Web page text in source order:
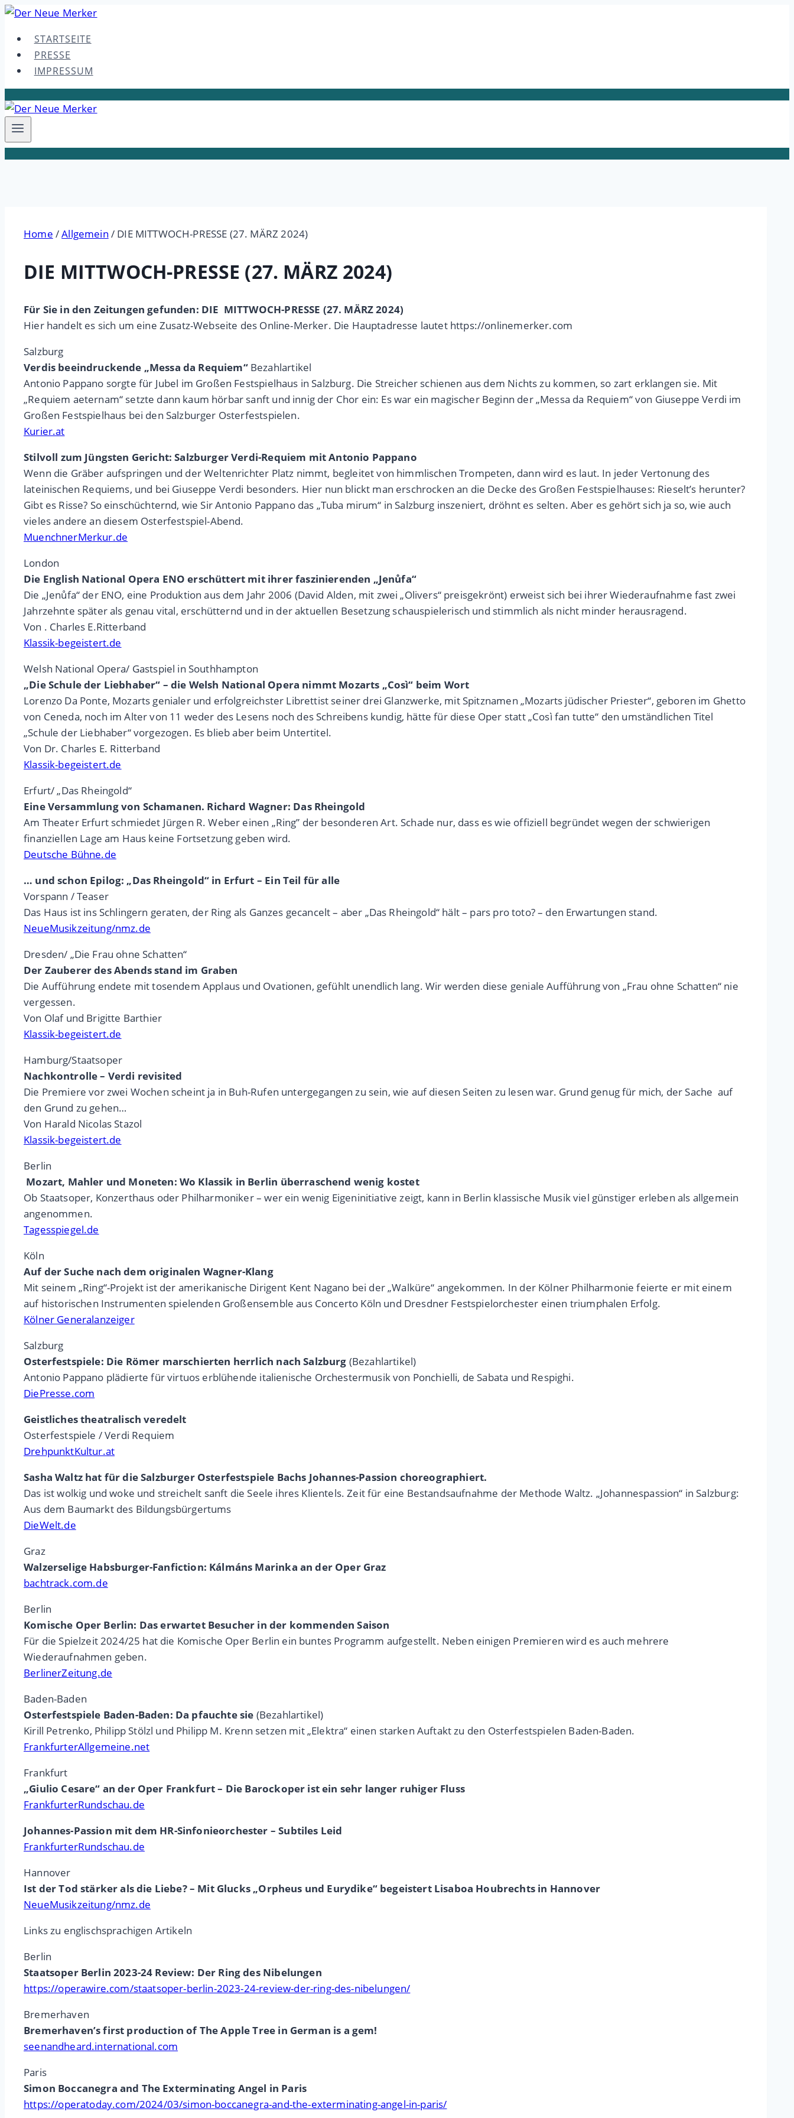
Skip
contentSTARTSEITE
PRESSE
IMPRESSUM
Home /Allgemein / DIE MITTWOCH-PRESSE (27. MÄRZ 2024)
DIE MITTWOCH-PRESSE (27. MÄRZ 2024)
Für Sie in den Zeitungen gefunden: DIE MITTWOCH-PRESSE (27. MÄRZ 2024)
Hier handelt es sich um eine Zusatz-Webseite des Online-Merker. Die Hauptadresse lautet https://onlinemerker.com
Salzburg
Verdis beeindruckende „Messa da Requiem“ Bezahlartikel
Antonio Pappano sorgte für Jubel im Großen Festspielhaus in Salzburg. Die Streicher schienen aus dem Nichts zu kommen, so zart erklangen sie. Mit
„Requiem aeternam“ setzte dann kaum hörbar sanft und innig der Chor ein: Es war ein magischer Beginn der „Messa da Requiem“ von Giuseppe Verdi im
Großen Festspielhaus bei den Salzburger Osterfestspielen.
Kurier.at
Stilvoll zum Jüngsten Gericht: Salzburger Verdi-Requiem mit Antonio Pappano
Wenn die Gräber aufspringen und der Weltenrichter Platz nimmt, begleitet von himmlischen Trompeten, dann wird es laut. In jeder Vertonung des
lateinischen Requiems, und bei Giuseppe Verdi besonders. Hier nun blickt man erschrocken an die Decke des Großen Festspielhauses: Rieselt’s herunter?
Gibt es Risse? So einschüchternd, wie Sir Antonio Pappano das „Tuba mirum“ in Salzburg inszeniert, dröhnt es selten. Aber es gehört sich ja so, wie auch
vieles andere an diesem Osterfestspiel-Abend.
MuenchnerMerkur.de
London
Die English National Opera ENO erschüttert mit ihrer faszinierenden „Jenůfa“
Die „Jenůfa“ der ENO, eine Produktion aus dem Jahr 2006 (David Alden, mit zwei „Olivers“ preisgekrönt) erweist sich bei ihrer Wiederaufnahme fast zwei
Jahrzehnte später als genau vital, erschütternd und in der aktuellen Besetzung schauspielerisch und stimmlich als nicht minder herausragend.
Von . Charles E.Ritterband
Klassik-begeistert.de
Welsh National Opera/ Gastspiel in Southhampton
„Die Schule der Liebhaber“ – die Welsh National Opera nimmt Mozarts „Così“ beim Wort
Lorenzo Da Ponte, Mozarts genialer und erfolgreichster Librettist seiner drei Glanzwerke, mit Spitznamen „Mozarts jüdischer Priester“, geboren im Ghetto
von Ceneda, noch im Alter von 11 weder des Lesens noch des Schreibens kundig, hätte für diese Oper statt „Così fan tutte“ den umständlichen Titel
„Schule der Liebhaber“ vorgezogen. Es blieb aber beim Untertitel.
Von Dr. Charles E. Ritterband
Klassik-begeistert.de
Erfurt/ „Das Rheingold“
Eine Versammlung von Schamanen. Richard Wagner: Das Rheingold
Am Theater Erfurt schmiedet Jürgen R. Weber einen „Ring” der besonderen Art. Schade nur, dass es wie offiziell begründet wegen der schwierigen
finanziellen Lage am Haus keine Fortsetzung geben wird.
Deutsche Bühne.de
… und schon Epilog: „Das Rheingold“ in Erfurt – Ein Teil für alle
Vorspann / Teaser
Das Haus ist ins Schlingern geraten, der Ring als Ganzes gecancelt – aber „Das Rheingold“ hält – pars pro toto? – den Erwartungen stand.
NeueMusikzeitung/nmz.de
Dresden/ „Die Frau ohne Schatten“
Der Zauberer des Abends stand im Graben
Die Aufführung endete mit tosendem Applaus und Ovationen, gefühlt unendlich lang. Wir werden diese geniale Aufführung von „Frau ohne Schatten“ nie
vergessen.
Von Olaf und Brigitte Barthier
Klassik-begeistert.de
Hamburg/Staatsoper
Nachkontrolle – Verdi revisited
Die Premiere vor zwei Wochen scheint ja in Buh-Rufen untergegangen zu sein, wie auf diesen Seiten zu lesen war. Grund genug für mich, der Sache auf
den Grund zu gehen…
Von Harald Nicolas Stazol
Klassik-begeistert.de
Berlin
Mozart, Mahler und Moneten: Wo Klassik in Berlin überraschend wenig kostet
Ob Staatsoper, Konzerthaus oder Philharmoniker – wer ein wenig Eigeninitiative zeigt, kann in Berlin klassische Musik viel günstiger erleben als allgemein
angenommen.
Tagesspiegel.de
Köln
Auf der Suche nach dem originalen Wagner-Klang
Mit seinem „Ring“-Projekt ist der amerikanische Dirigent Kent Nagano bei der „Walküre“ angekommen. In der Kölner Philharmonie feierte er mit einem
auf historischen Instrumenten spielenden Großensemble aus Concerto Köln und Dresdner Festspielorchester einen triumphalen Erfolg.
Kölner Generalanzeiger
Salzburg
Osterfestspiele: Die Römer marschierten herrlich nach Salzburg (Bezahlartikel)
Antonio Pappano plädierte für virtuos erblühende italienische Orchestermusik von Ponchielli, de Sabata und Respighi.
DiePresse.com
Geistliches theatralisch veredelt
Osterfestspiele / Verdi Requiem
DrehpunktKultur.at
Sasha Waltz hat für die Salzburger Osterfestspiele Bachs Johannes-Passion choreographiert.
Das ist wolkig und woke und streichelt sanft die Seele ihres Klientels. Zeit für eine Bestandsaufnahme der Methode Waltz. „Johannespassion“ in Salzburg:
Aus dem Baumarkt des Bildungsbürgertums
DieWelt.de
Graz
Walzerselige Habsburger-Fanfiction: Kálmáns Marinka an der Oper Graz
bachtrack.com.de
Berlin
Komische Oper Berlin: Das erwartet Besucher in der kommenden Saison
Für die Spielzeit 2024/25 hat die Komische Oper Berlin ein buntes Programm aufgestellt. Neben einigen Premieren wird es auch mehrere
Wiederaufnahmen geben.
BerlinerZeitung.de
Baden-Baden
Osterfestspiele Baden-Baden: Da pfauchte sie (Bezahlartikel)
Kirill Petrenko, Philipp Stölzl und Philipp M. Krenn setzen mit „Elektra“ einen starken Auftakt zu den Osterfestspielen Baden-Baden.
FrankfurterAllgemeine.net
Frankfurt
„Giulio Cesare“ an der Oper Frankfurt – Die Barockoper ist ein sehr langer ruhiger Fluss
FrankfurterRundschau.de
Johannes-Passion mit dem HR-Sinfonieorchester – Subtiles Leid
FrankfurterRundschau.de
Hannover
Ist der Tod stärker als die Liebe? – Mit Glucks „Orpheus und Eurydike“ begeistert Lisaboa Houbrechts in Hannover
NeueMusikzeitung/nmz.de
Links zu englischsprachigen Artikeln
Berlin
Staatsoper Berlin 2023-24 Review: Der Ring des Nibelungen
https://operawire.com/staatsoper-berlin-2023-24-review-der-ring-des-nibelungen/
Bremerhaven
Bremerhaven’s first production of The Apple Tree in German is a gem!
seenandheard.international.com
Paris
Simon Boccanegra and The Exterminating Angel in Paris
https://operatoday.com/2024/03/simon-boccanegra-and-the-exterminating-angel-in-paris/